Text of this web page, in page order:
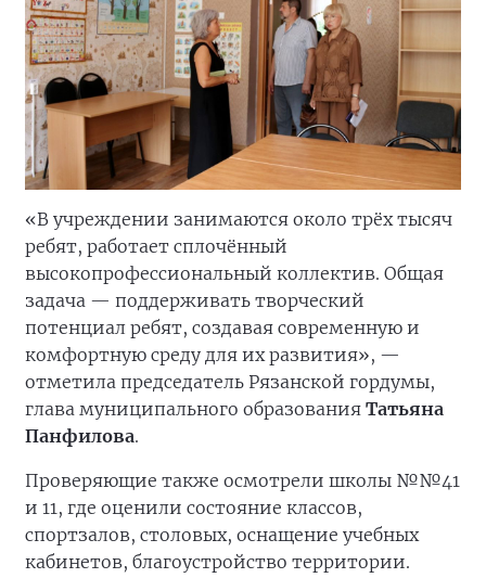
«В учреждении занимаются около трёх тысяч
ребят, работает сплочённый
высокопрофессиональный коллектив. Общая
задача — поддерживать творческий
потенциал ребят, создавая современную и
комфортную среду для их развития», —
отметила председатель Рязанской гордумы,
глава муниципального образования Татьяна
Панфилова.
Проверяющие также осмотрели школы №№41
и 11, где оценили состояние классов,
спортзалов, столовых, оснащение учебных
кабинетов, благоустройство территории.